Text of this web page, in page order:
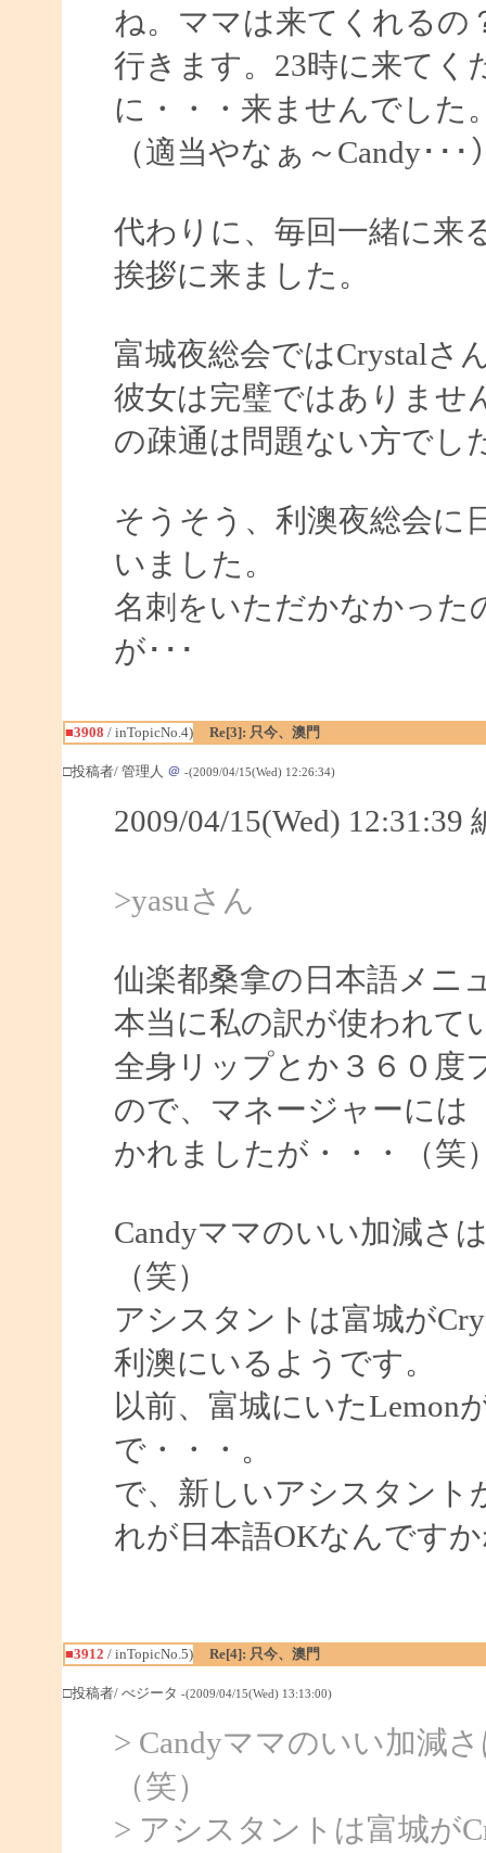
ね。ママは来てくれるの
行きます。23時に来てく
に・・・来ませんでした
（適当やなぁ～Candy･･･
代わりに、毎回一緒に来
挨拶に来ました。
富城夜総会ではCrystalさ
彼女は完璧ではありませ
の疎通は問題ない方でし
そうそう、利澳夜総会に
いました。
名刺をいただかなかった
が･･･
■3908 / inTopicNo.4) Re[3]: 只今、澳門
□投稿者/ 管理人 ＠ -(2009/04/15(Wed) 12:26:34)
2009/04/15(Wed) 12:31:39
>yasuさん
仙楽都桑拿の日本語メニ
本当に私の訳が使われて
全身リップとか３６０度
ので、マネージャーには
かれましたが・・・（笑
Candyママのいい加減さ
（笑）
アシスタントは富城が
利澳にいるようです。
以前、富城にいたLemon
で・・・。
で、新しいアシスタント
れが日本語OKなんです
■3912 / inTopicNo.5) Re[4]: 只今、澳門
□投稿者/ べジータ -(2009/04/15(Wed) 13:13:00)
> Candyママのいい加減
（笑）
> アシスタントは富城が